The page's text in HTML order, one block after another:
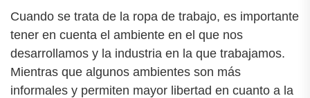
Cuando se trata de la ropa de trabajo, es importante
tener en cuenta el ambiente en el que nos
desarrollamos y la industria en la que trabajamos.
Mientras que algunos ambientes son más
informales y permiten mayor libertad en cuanto a la